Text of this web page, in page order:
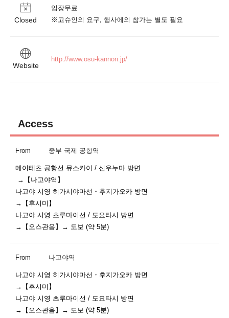
Closed
입장무료
※고슈인의 요구, 행사에의 참가는 별도 필요
Website
http://www.osu-kannon.jp/
Access
From 중부 국제 공항역
메이테츠 공항선 뮤스카이 / 신우누마 방면
나고야 시영 히가시야마선・후지가오카 방면
→【후시미】
나고야 시영 츠루마이선 / 도요타시 방면
→【오스관음】→ 도보 (약 5분)
From 나고야역
나고야 시영 히가시야마선・후지가오카 방면
→【후시미】
나고야 시영 츠루마이선 / 도요타시 방면
→【오스관음】→ 도보 (약 5분)